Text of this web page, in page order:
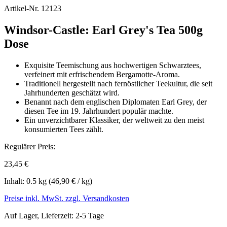
Artikel-Nr. 12123
Windsor-Castle: Earl Grey's Tea 500g
Dose
Exquisite Teemischung aus hochwertigen Schwarztees,
verfeinert mit erfrischendem Bergamotte-Aroma.
Traditionell hergestellt nach fernöstlicher Teekultur, die seit
Jahrhunderten geschätzt wird.
Benannt nach dem englischen Diplomaten Earl Grey, der
diesen Tee im 19. Jahrhundert populär machte.
Ein unverzichtbarer Klassiker, der weltweit zu den meist
konsumierten Tees zählt.
Regulärer Preis:
23,45 €
Inhalt: 0.5 kg (46,90 € / kg)
Preise inkl. MwSt. zzgl. Versandkosten
Auf Lager, Lieferzeit: 2-5 Tage